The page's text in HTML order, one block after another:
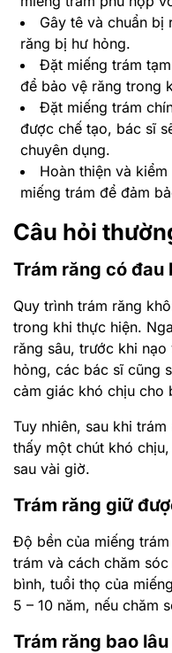
Gây tê và chuẩn bị
răng bị hư hỏng.
Đặt miếng trám
để bảo vệ răng trong
Đặt miếng trám
được chế tạo, bác sĩ
chuyên dụng.
Hoàn thiện và
miếng trám để đảm
Câu hỏi
Trám răng có đau
Quy trình trám răng
trong khi thực hiện.
răng sâu, trước khi
hỏng, các bác sĩ cũng
cảm giác khó chịu cho
Tuy nhiên, sau khi
thấy một chút khó
sau vài giờ.
Trám răng giữ
Độ bền của miếng
trám và cách chăm
bình, tuổi thọ của
5 – 10 năm, nếu chăm
Trám răng bao